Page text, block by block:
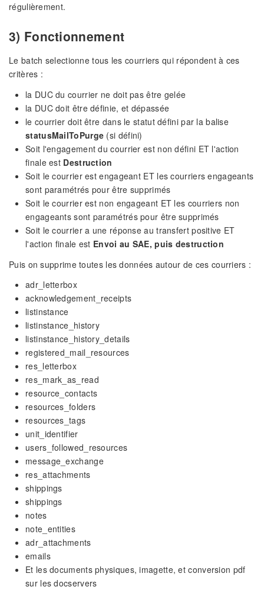
régulièrement.
3) Fonctionnement
Le batch selectionne tous les courriers qui répondent à ces
critères :
la DUC du courrier ne doit pas être gelée
la DUC doit être définie, et dépassée
le courrier doit être dans le statut défini par la balise
statusMailToPurge (si défini)
Soit l'engagement du courrier est non défini ET l'action
finale est Destruction
Soit le courrier est engageant ET les courriers engageants
sont paramétrés pour être supprimés
Soit le courrier est non engageant ET les courriers non
engageants sont paramétrés pour être supprimés
Soit le courrier a une réponse au transfert positive ET
l'action finale est Envoi au SAE, puis destruction
Puis on supprime toutes les données autour de ces courriers :
adr_letterbox
acknowledgement_receipts
listinstance
listinstance_history
listinstance_history_details
registered_mail_resources
res_letterbox
res_mark_as_read
resource_contacts
resources_folders
resources_tags
unit_identifier
users_followed_resources
message_exchange
res_attachments
shippings
shippings
notes
note_entities
adr_attachments
emails
Et les documents physiques, imagette, et conversion pdf
sur les docservers